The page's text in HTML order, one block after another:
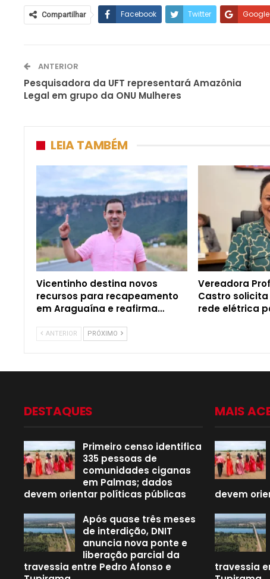
Compartilhar Facebook Twitter
ANTERIOR
Pesquisadora da UFT representará Amazônia
Legal em grupo da ONU Mulheres
LEIA TAMBÉM
Vicentinho destina novos
recursos para recapeamento
em Araguaína e reafirma…
Vereadora
Castro
rede elétrica
ANTERIOR PRÓXIMO
DESTAQUES
Primeiro censo identifica
335 pessoas de
comunidades ciganas
em Palmas; dados
devem orientar políticas públicas
Após quase três meses
de interdição, DNIT
anuncia nova ponte e
liberação parcial da
travessia entre Pedro Afonso e
MAIS
devem
travessia